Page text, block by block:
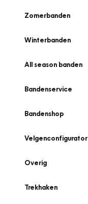
Zomerbanden
Winterbanden
All season banden
Bandenservice
Bandenshop
Velgenconfigurator
Overig
Trekhaken